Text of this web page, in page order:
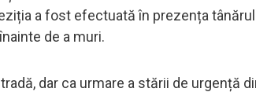
a fost efectuată în prezența
de a muri.
dar ca urmare a stării de urgență